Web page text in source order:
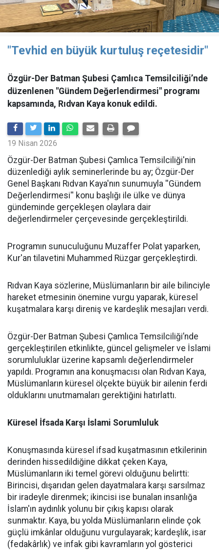
"Tevhid en büyük kurtuluş reçetesidir"
Özgür-Der Batman Şubesi Çamlıca Temsilciliği’nde
düzenlenen "Gündem Değerlendirmesi" programı
kapsamında, Rıdvan Kaya konuk edildi.
19 Nisan 2026
​Özgür-Der Batman Şubesi Çamlıca Temsilciliği'nin
düzenlediği aylık seminerlerinde bu ay; Özgür-Der
Genel Başkanı Rıdvan Kaya'nın sunumuyla ''Gündem
Değerlendirmesi'' konu başlığı ile ülke ve dünya
gündeminde gerçekleşen olaylara dair
değerlendirmeler çerçevesinde gerçekleştirildi.
Programın sunuculuğunu Muzaffer Polat yaparken,
Kur'an tilavetini Muhammed Rüzgar gerçekleştirdi.
Rıdvan Kaya sözlerine, Müslümanların bir aile bilinciyle
hareket etmesinin önemine vurgu yaparak, küresel
kuşatmalara karşı direniş ve kardeşlik mesajları verdi.
Özgür-Der Batman Şubesi Çamlıca Temsilciliği’nde
gerçekleştirilen etkinlikte, güncel gelişmeler ve İslami
sorumluluklar üzerine kapsamlı değerlendirmeler
yapıldı. Programın ana konuşmacısı olan Rıdvan Kaya,
Müslümanların küresel ölçekte büyük bir ailenin ferdi
olduklarını unutmamaları gerektiğini hatırlattı.
Küresel İfsada Karşı İslami Sorumluluk
Konuşmasında küresel ifsad kuşatmasının etkilerinin
derinden hissedildiğine dikkat çeken Kaya,
Müslümanların iki temel görevi olduğunu belirtti:
Birincisi, dışarıdan gelen dayatmalara karşı sarsılmaz
bir iradeyle direnmek; ikincisi ise bunalan insanlığa
İslam'ın aydınlık yolunu bir çıkış kapısı olarak
sunmaktır. Kaya, bu yolda Müslümanların elinde çok
güçlü imkânlar olduğunu vurgulayarak; kardeşlik, isar
(fedakârlık) ve infak gibi kavramların yol gösterici